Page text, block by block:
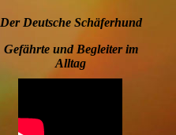
Der Deutsche Schäferhund
Gefährte und Begleiter im
Alltag